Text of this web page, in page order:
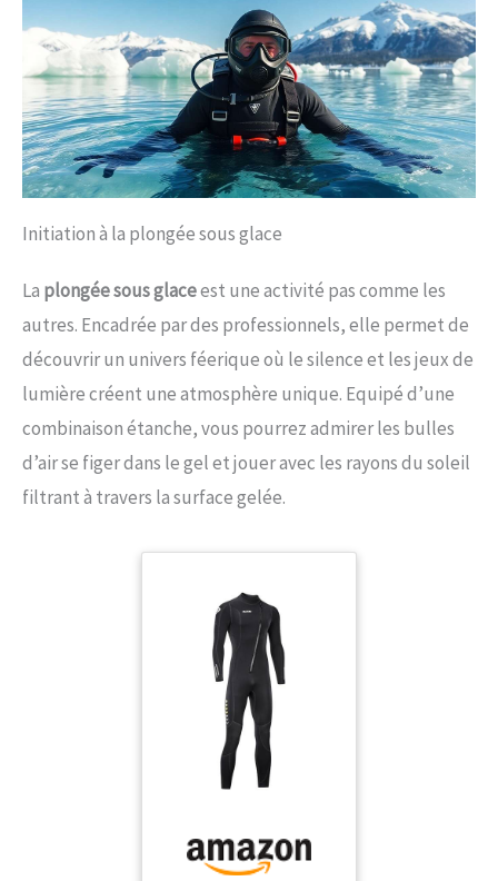
Initiation à la plongée sous glace
La plongée sous glaceest une activité pas comme les
autres. Encadrée par des professionnels, elle permet de
découvrir un univers féerique où le silence et les jeux de
lumière créent une atmosphère unique. Equipé d’une
combinaison étanche, vous pourrez admirer les bulles
d’air se figer dans le gel et jouer avec les rayons du soleil
filtrant à travers la surface gelée.